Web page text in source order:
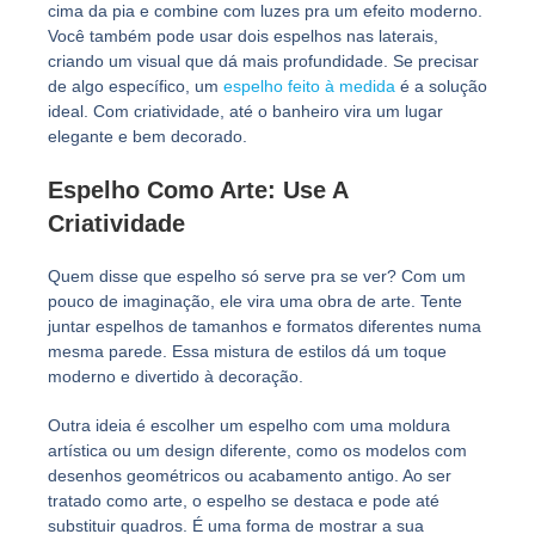
cima da pia e combine com luzes pra um efeito moderno.
Você também pode usar dois espelhos nas laterais,
criando um visual que dá mais profundidade. Se precisar
de algo específico, um espelho feito à medida é a solução
ideal. Com criatividade, até o banheiro vira um lugar
elegante e bem decorado.
Espelho Como Arte: Use A
Criatividade
Quem disse que espelho só serve pra se ver? Com um
pouco de imaginação, ele vira uma obra de arte. Tente
juntar espelhos de tamanhos e formatos diferentes numa
mesma parede. Essa mistura de estilos dá um toque
moderno e divertido à decoração.
Outra ideia é escolher um espelho com uma moldura
artística ou um design diferente, como os modelos com
desenhos geométricos ou acabamento antigo. Ao ser
tratado como arte, o espelho se destaca e pode até
substituir quadros. É uma forma de mostrar a sua